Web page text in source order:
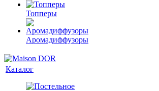
Топперы
Аромадиффузоры
Каталог